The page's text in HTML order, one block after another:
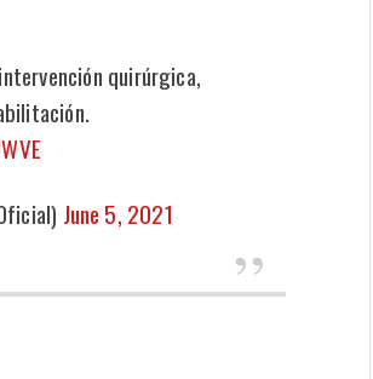
quirúrgica,
June 5, 2021